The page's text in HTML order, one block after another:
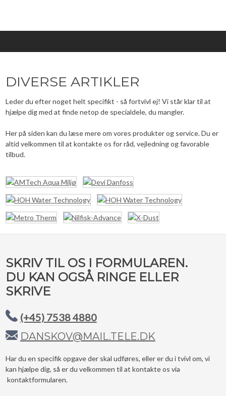
DIVERSE ARTIKLER
Leder du efter noget helt specifikt - så fortvivl ej! Vi står klar til at
hjælpe dig med at finde netop de specialdele, du mangler.
Her på siden kan du læse mere om vores produkter og service. Du er
altid velkommen til at kontakte os for råd, vejledning og favorable
tilbud.
​SKRIV TIL OS I FORMULAREN.
DU KAN OGSÅ RINGE ELLER
SKRIVE
(+45) 7538 4880
DANSKOV@MAIL.TELE.DK
​Har du en specifik opgave der skal udføres, eller er du i tvivl om, vi
kan hjælpe dig, så er du velkommen til at kontakte os via
kontaktformularen.